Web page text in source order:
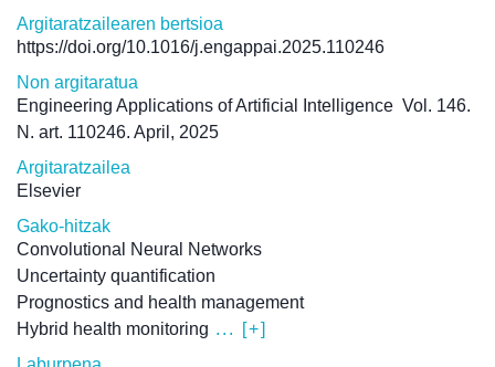
Argitaratzailearen bertsioa
https://doi.org/10.1016/j.engappai.2025.110246
Non argitaratua
Engineering Applications of Artificial Intelligence Vol. 146.
N. art. 110246. April, 2025
Argitaratzailea
Elsevier
Gako-hitzak
Convolutional Neural Networks
Uncertainty quantification
Prognostics and health management
Hybrid health monitoring ... [+]